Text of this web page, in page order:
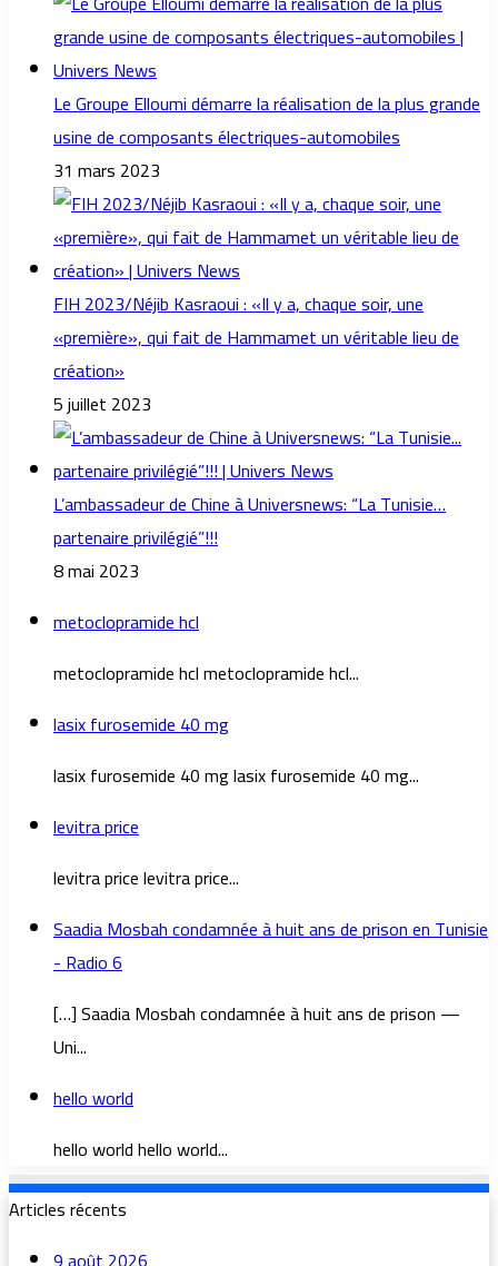
Le Groupe Elloumi démarre la réalisation de la plus grande
usine de composants électriques-automobiles
31 mars 2023
FIH 2023/Néjib Kasraoui : «Il y a, chaque soir, une
«première», qui fait de Hammamet un véritable lieu de
création»
5 juillet 2023
L’ambassadeur de Chine à Universnews: “La Tunisie…
partenaire privilégié”!!!
8 mai 2023
metoclopramide hcl
metoclopramide hcl metoclopramide hcl...
lasix furosemide 40 mg
lasix furosemide 40 mg lasix furosemide 40 mg...
levitra price
levitra price levitra price...
Saadia Mosbah condamnée à huit ans de prison en Tunisie
- Radio 6
[…] Saadia Mosbah condamnée à huit ans de prison —
Uni...
hello world
hello world hello world...
Articles récents